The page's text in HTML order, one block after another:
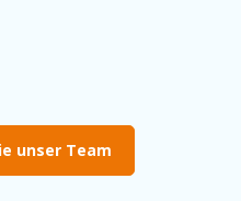
unser Team